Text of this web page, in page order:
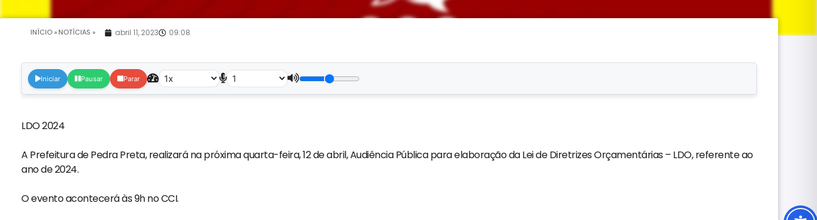
abril 11, 2023 09:08
INÍCIO »NOTÍCIAS »
Iniciar Pausar Parar
LDO 2024
A Prefeitura de Pedra Preta, realizará na próxima quarta-feira, 12 de abril, Audiência Pública para elaboração da Lei de Diretrizes Orçamentárias – LDO, referente ao
ano de 2024.
O evento acontecerá às 9h no CCI.